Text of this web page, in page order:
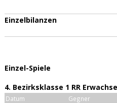
Einzelbilanzen
Einzel-Spiele
4. Bezirksklasse 1 RR
Datum Gegner